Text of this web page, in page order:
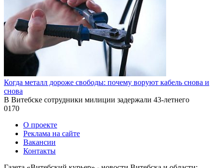
Когда металл дороже свободы: почему воруют кабель снова и
снова
В Витебске сотрудники милиции задержали 43-летнего
0170
О проекте
Реклама на сайте
Вакансии
Контакты